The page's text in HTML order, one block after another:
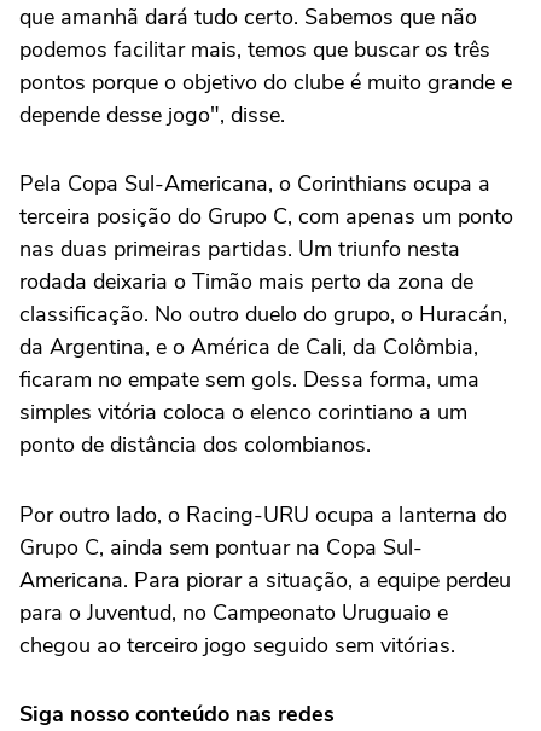
que amanhã dará tudo certo. Sabemos que não
podemos facilitar mais, temos que buscar os três
pontos porque o objetivo do clube é muito grande e
depende desse jogo", disse.
Pela Copa Sul-Americana, o Corinthians ocupa a
terceira posição do Grupo C, com apenas um ponto
nas duas primeiras partidas. Um triunfo nesta
rodada deixaria o Timão mais perto da zona de
classificação. No outro duelo do grupo, o Huracán,
da Argentina, e o América de Cali, da Colômbia,
ficaram no empate sem gols. Dessa forma, uma
simples vitória coloca o elenco corintiano a um
ponto de distância dos colombianos.
Por outro lado, o Racing-URU ocupa a lanterna do
Grupo C, ainda sem pontuar na Copa Sul-
Americana. Para piorar a situação, a equipe perdeu
para o Juventud, no Campeonato Uruguaio e
chegou ao terceiro jogo seguido sem vitórias.
Siga nosso conteúdo nas redes